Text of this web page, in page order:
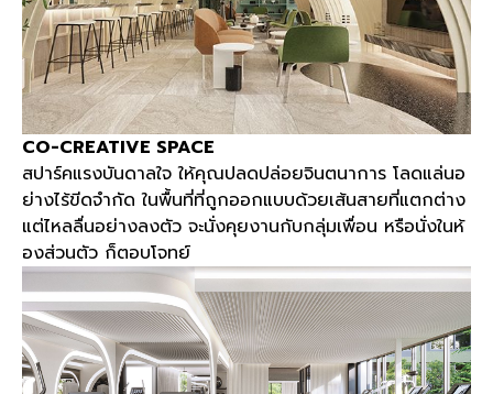
CO-CREATIVE SPACE
สปาร์คแรงบันดาลใจ ให้คุณปลดปล่อยจินตนาการ โลดแล่นอ
ย่างไร้ขีดจำกัด ในพื้นที่ที่ถูกออกแบบด้วยเส้นสายที่แตกต่าง
แต่ไหลลื่นอย่างลงตัว จะนั่งคุยงานกับกลุ่มเพื่อน หรือนั่งในห้
องส่วนตัว ก็ตอบโจทย์